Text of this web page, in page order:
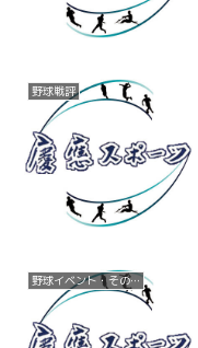
野球戦評
野球イベント・その他